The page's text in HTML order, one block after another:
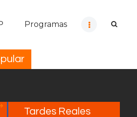
Programas
Tardes Reales